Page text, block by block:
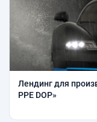
Лендинг для
PPE DOP»